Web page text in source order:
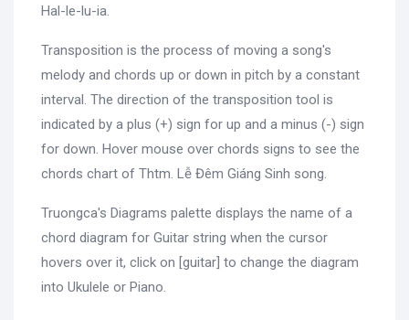
Hal-le-lu-ia.
Transposition is the process of moving a song's
melody and chords up or down in pitch by a constant
interval. The direction of the transposition tool is
indicated by a plus (+) sign for up and a minus (-) sign
for down. Hover mouse over chords signs to see the
chords chart of Thtm. Lễ Đêm Giáng Sinh song.
Truongca's Diagrams palette displays the name of a
chord diagram for Guitar string when the cursor
hovers over it, click on [guitar] to change the diagram
into Ukulele or Piano.